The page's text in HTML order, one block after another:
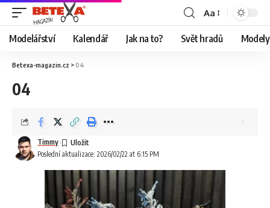
Aa
Modelářství Kalendář Jak na to? Svět hradů
Betexa-magazin.cz >04
04
Poslední aktualizace: 2026/02/22 at 6:15 PM
Timmy